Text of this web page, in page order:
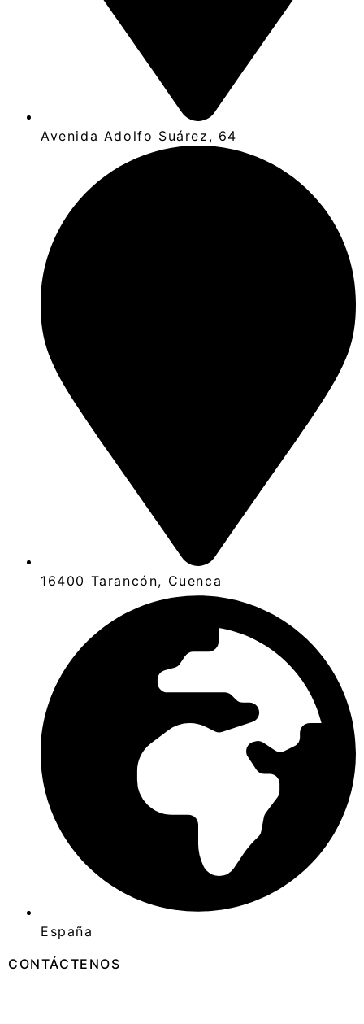
Avenida Adolfo Suárez, 64
16400 Tarancón, Cuenca
España
CONTÁCTENOS